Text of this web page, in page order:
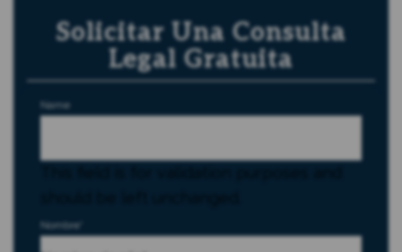
Solicitar Una Consulta
Legal Gratuita
Name
Nombre